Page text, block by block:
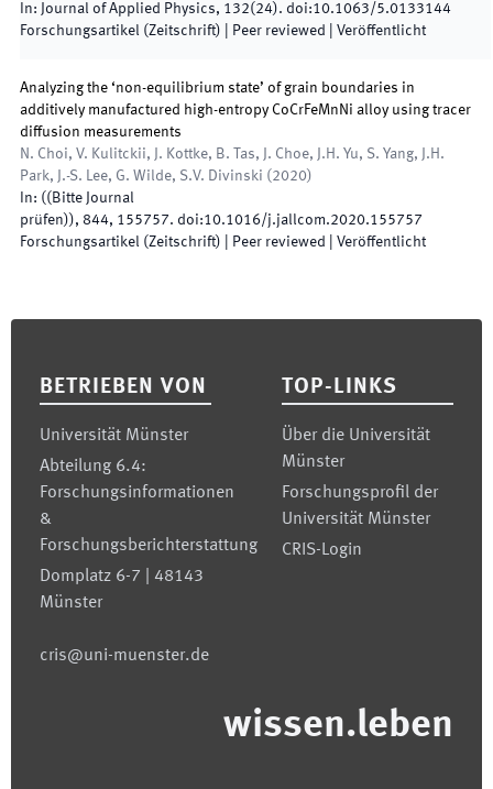
In: Journal of Applied Physics, 132(24). doi:10.1063/5.0133144
Forschungsartikel (Zeitschrift) | Peer reviewed Veröffentlicht
Analyzing the ‘non-equilibrium state’ of grain boundaries in
additively manufactured high-entropy CoCrFeMnNi alloy using tracer
diffusion measurements
N. Choi, V. Kulitckii, J. Kottke, B. Tas, J. Choe, J.H. Yu, S. Yang, J.H.
Park, J.-S. Lee, G. Wilde, S.V. Divinski ( 2020)
In: ((Bitte Journal
prüfen)), 844, 155757. doi:10.1016/j.jallcom.2020.155757
Forschungsartikel (Zeitschrift) | Peer reviewed Veröffentlicht
BETRIEBEN VON
Universität Münster
Abteilung 6.4:
Forschungsinformationen
&
Forschungsberichterstattung
Domplatz 6-7 | 48143
Münster
cris@uni-muenster.de
TOP-LINKS
Über die Universität
Münster
Forschungsprofil der
Universität Münster
CRIS-Login
wissen.leben